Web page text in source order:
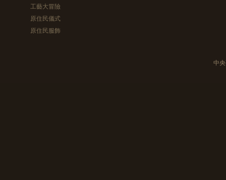
工藝大冒險
原住民儀式
原住民服飾
中